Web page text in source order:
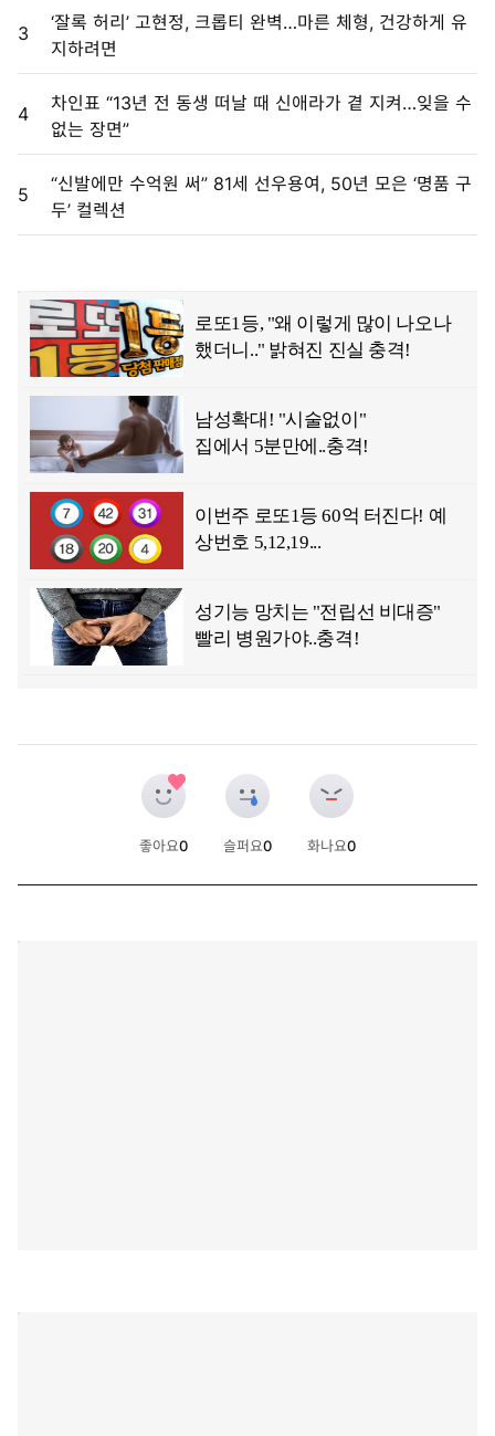
3
‘잘록 허리’ 고현정, 크롭티 완벽…마른 체형, 건강하게 유
지하려면
4
차인표 “13년 전 동생 떠날 때 신애라가 곁 지켜…잊을 수
없는 장면”
5
“신발에만 수억원 써” 81세 선우용여, 50년 모은 ‘명품 구
두’ 컬렉션
좋아요0
슬퍼요0
화나요0